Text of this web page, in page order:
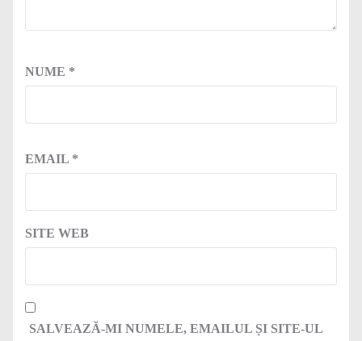
NUME *
EMAIL *
SITE WEB
SALVEAZĂ-MI NUMELE, EMAILUL ȘI SITE-UL